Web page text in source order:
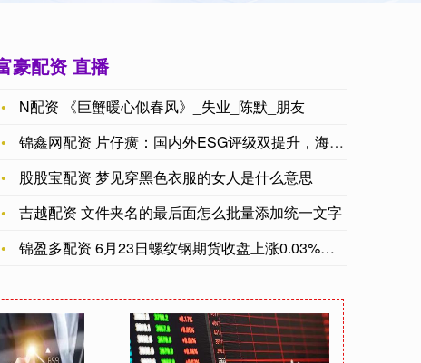
豪配资 直播
N配资 《巨蟹暖心似春风》_失业_陈默_朋友
锦鑫网配资 片仔癀：国内外ESG评级双提升，海外资金配置吸引
股股宝配资 梦见穿黑色衣服的女人是什么意思
吉越配资 文件夹名的最后面怎么批量添加统一文字
锦盈多配资 6月23日螺纹钢期货收盘上涨0.03%，报299